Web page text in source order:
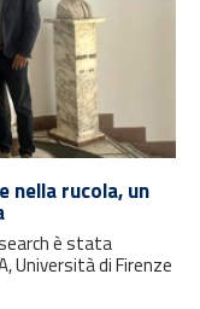
nella rucola, un
è stata
Università di Firenze